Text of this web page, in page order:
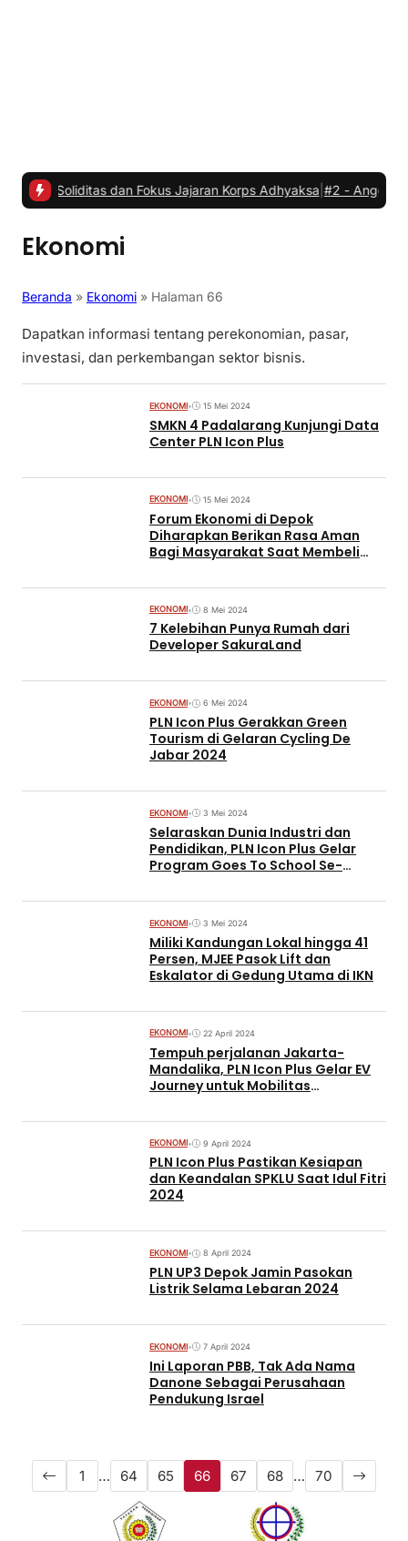
dan Fokus Jajaran Korps Adhyaksa|#2 -Anggota Komisi IV
Ekonomi
Beranda » Ekonomi » Halaman 66
Dapatkan informasi tentang perekonomian, pasar,
investasi, dan perkembangan sektor bisnis.
EKONOMI• 15 Mei 2024
SMKN 4 Padalarang Kunjungi Data
Center PLN Icon Plus
EKONOMI• 15 Mei 2024
Forum Ekonomi di Depok
Diharapkan Berikan Rasa Aman
Bagi Masyarakat Saat Membeli
EKONOMI• 8 Mei 2024
7 Kelebihan Punya Rumah dari
Developer SakuraLand
EKONOMI• 6 Mei 2024
PLN Icon Plus Gerakkan Green
Tourism di Gelaran Cycling De
Jabar 2024
EKONOMI• 3 Mei 2024
Selaraskan Dunia Industri dan
Pendidikan, PLN Icon Plus Gelar
Program Goes To School Se-
EKONOMI• 3 Mei 2024
Miliki Kandungan Lokal hingga 41
Persen, MJEE Pasok Lift dan
Eskalator di Gedung Utama di IKN
EKONOMI• 22 April 2024
Tempuh perjalanan Jakarta-
Mandalika, PLN Icon Plus Gelar EV
Journey untuk Mobilitas
EKONOMI• 9 April 2024
PLN Icon Plus Pastikan Kesiapan
dan Keandalan SPKLU Saat Idul Fitri
2024
EKONOMI• 8 April 2024
PLN UP3 Depok Jamin Pasokan
Listrik Selama Lebaran 2024
EKONOMI• 7 April 2024
Ini Laporan PBB, Tak Ada Nama
Danone Sebagai Perusahaan
Pendukung Israel
1 … 64 65 66 67 68 … 70